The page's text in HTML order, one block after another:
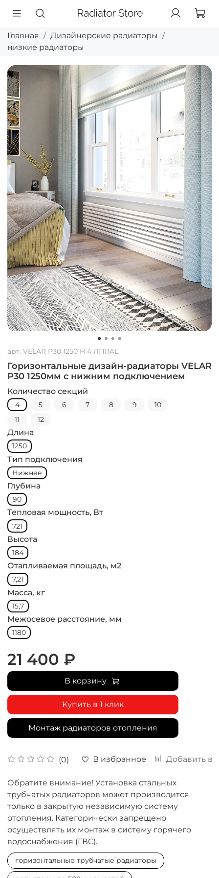
Главная
Дизайнерские радиаторы
низкие радиаторы
арт. VELAR P30 1250 H 4 ЛПRAL
Горизонтальные дизайн-радиаторы VELAR
P30 1250мм с нижним подключением
(0) В избранное Добавить в
Количество секций
4 5 6 7 8 9
10
11
12
Длина
1250
Тип подключения
Нижнее
Глубина
90
Тепловая мощность, Вт
721
Высота
184
Отапливаемая площадь, м2
7,21
Масса, кг
15,7
Межосевое расстояние, мм
1180
21 400 ₽
В корзину
Купить в 1 клик
Монтаж радиаторов отопления
Обратите внимание! Установка стальных
трубчатых радиаторов может производится
только в закрытую независимую систему
отопления. Категорически запрещено
осуществлять их монтаж в систему горячего
водоснабжения (ГВС).
горизонтальные трубчатые радиаторы